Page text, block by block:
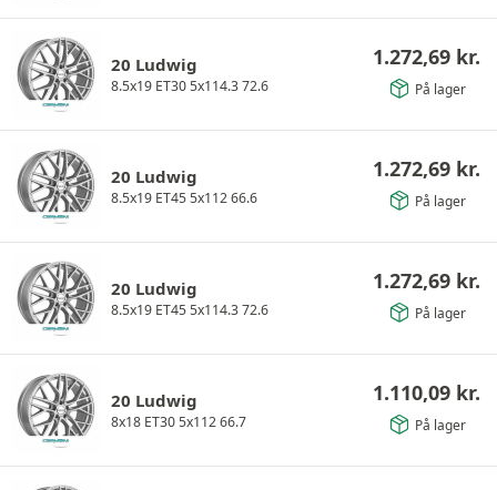
20 Ludwig
8.5x19 ET30 5x114.3 72.6
1.272,69 kr.
På lager
20 Ludwig
8.5x19 ET45 5x112 66.6
1.272,69 kr.
På lager
20 Ludwig
8.5x19 ET45 5x114.3 72.6
1.272,69 kr.
På lager
20 Ludwig
8x18 ET30 5x112 66.7
1.110,09 kr.
På lager